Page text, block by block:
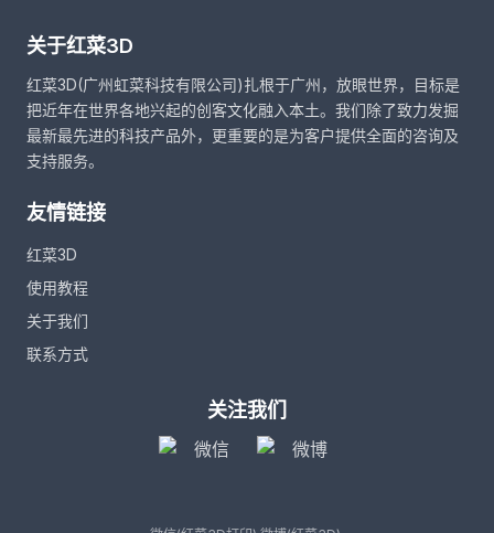
关于红菜3D
红菜3D(广州虹菜科技有限公司)扎根于广州，放眼世界，目标是
把近年在世界各地兴起的创客文化融入本土。我们除了致力发掘
最新最先进的科技产品外，更重要的是为客户提供全面的咨询及
支持服务。
友情链接
红菜3D
使用教程
关于我们
联系方式
关注我们